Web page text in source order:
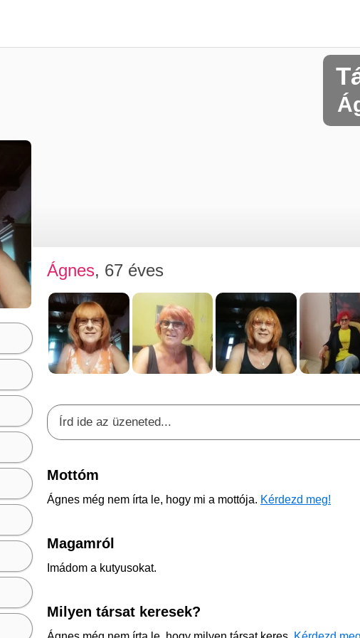
Ágnes, 67 éves
Mottóm
Ágnes még nem írta le, hogy mi a mottója. Kérdezd meg!
Magamról
Imádom a kutyusokat.
Milyen társat keresek?